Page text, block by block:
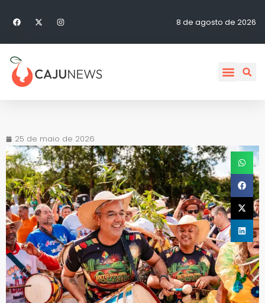
8 de agosto de 2026
25 de maio de 2026